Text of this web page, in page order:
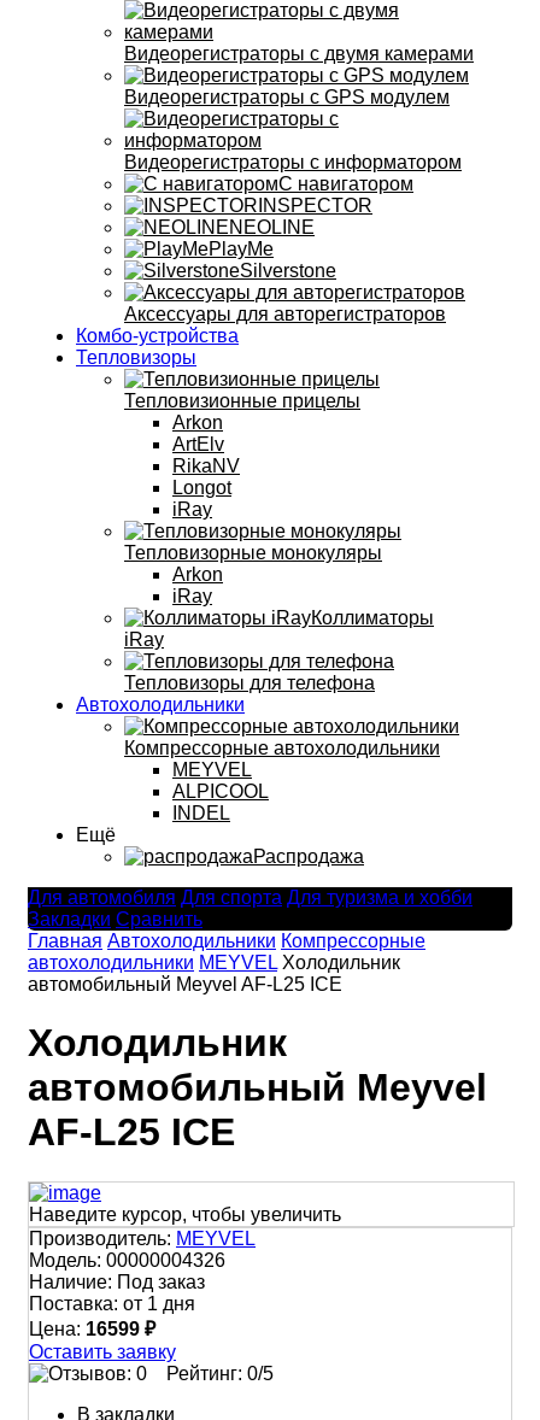
Видеорегистраторы с двумя камерами
Видеорегистраторы с GPS модулем
Видеорегистраторы с информатором
С навигатором
INSPECTOR
NEOLINE
PlayMe
Silverstone
Аксессуары для авторегистраторов
Комбо-устройства
Тепловизоры
Тепловизионные прицелы
Arkon
ArtElv
RikaNV
Longot
iRay
Тепловизорные монокуляры
Arkon
iRay
Коллиматоры
iRay
Тепловизоры для телефона
Автохолодильники
Компрессорные автохолодильники
MEYVEL
ALPICOOL
INDEL
Ещё
Распродажа
Для автомобиля Для спорта Для туризма и хобби
Закладки Сравнить
Главная Автохолодильники Компрессорные
автохолодильники MEYVEL Холодильник
автомобильный Meyvel AF-L25 ICE
Холодильник
автомобильный Meyvel
AF-L25 ICE
Наведите курсор, чтобы увеличить
Производитель: MEYVEL
Модель: 00000004326
Наличие: Под заказ
Поставка: от 1 дня
Цена: 16599 ₽
Оставить заявку
Рейтинг: 0/5
В закладки